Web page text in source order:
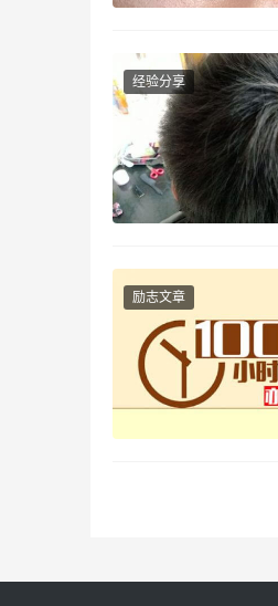
经验分享
励志文章